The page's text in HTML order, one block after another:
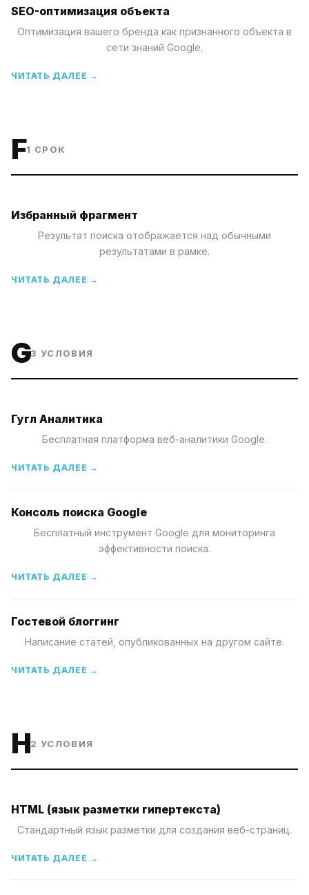
SEO-оптимизация объекта
Оптимизация вашего бренда как признанного объекта в
сети знаний Google.
ЧИТАТЬ ДАЛЕЕ →
F1 СРОК
Избранный фрагмент
Результат поиска отображается над обычными
результатами в рамке.
ЧИТАТЬ ДАЛЕЕ →
G3 УСЛОВИЯ
Гугл Аналитика
Бесплатная платформа веб-аналитики Google.
ЧИТАТЬ ДАЛЕЕ →
Консоль поиска Google
Бесплатный инструмент Google для мониторинга
эффективности поиска.
ЧИТАТЬ ДАЛЕЕ →
Гостевой блоггинг
Написание статей, опубликованных на другом сайте.
ЧИТАТЬ ДАЛЕЕ →
H2 УСЛОВИЯ
HTML (язык разметки гипертекста)
Стандартный язык разметки для создания веб-страниц.
ЧИТАТЬ ДАЛЕЕ →